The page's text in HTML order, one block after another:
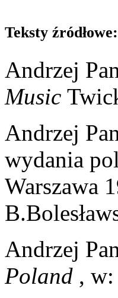
Teksty źródłowe:
Andrzej
Music
Andrzej
wydania
Warszawa
Andrzej
Poland ,